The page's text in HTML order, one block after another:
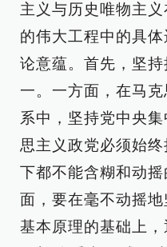
主义与历史唯物主
的伟大工程中的具
论意蕴。首先，坚
一。一方面，在马
系中，坚持党中央
思主义政党必须始
下都不能含糊和动
面，要在毫不动摇
基本原理的基础上